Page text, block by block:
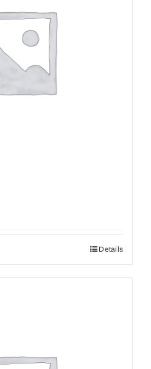
Details